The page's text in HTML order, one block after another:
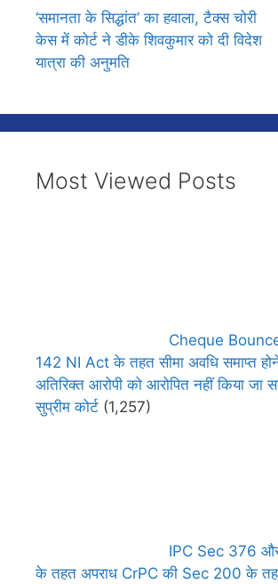
‘समानता के सिद्धांत’ का हवाला, टैक्स चोरी
केस में कोर्ट ने डीके शिवकुमार को दी विदेश
यात्रा की अनुमति
Most Viewed Posts
Cheque
142 NI Act के तहत सीमा अवधि समाप्त
अतिरिक्त आरोपी को आरोपित नहीं किया जा
सुप्रीम कोर्ट (1,257)
IPC Sec 376
के तहत अपराध CrPC की Sec 200 के